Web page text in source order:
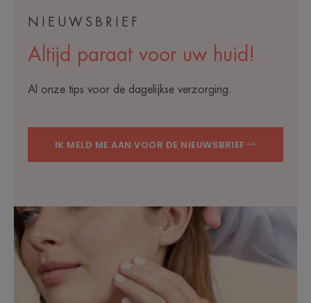
NIEUWSBRIEF
Altijd paraat voor uw huid!
Al onze tips voor de dagelijkse verzorging.
IK MELD ME AAN VOOR DE NIEUWSBRIEF